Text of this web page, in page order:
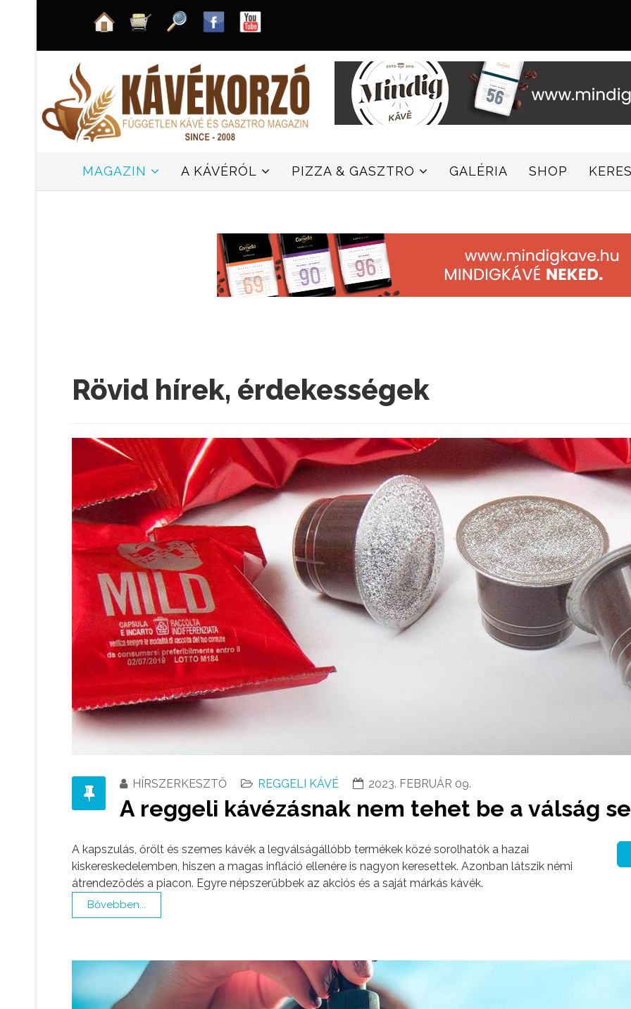
MAGAZIN A KÁVÉRÓL PIZZA & GASZTRO GALÉRIA SHOP
Rövid hírek, érdekességek
HÍRSZERKESZTŐ REGGELI KÁVÉ 2023. FEBRUÁR 09.
A reggeli kávézásnak nem tehet be a válság
A kapszulás, őrölt és szemes kávék a legválságállóbb termékek közé sorolhatók a hazai
kiskereskedelemben, hiszen a magas infláció ellenére is nagyon keresettek. Azonban látszik némi
átrendeződés a piacon. Egyre népszerűbbek az akciós és a saját márkás kávék.
Bővebben...